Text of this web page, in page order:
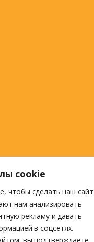
cookie
чтобы сделать наш сайт
нам анализировать
рекламу и давать
в соцсетях.